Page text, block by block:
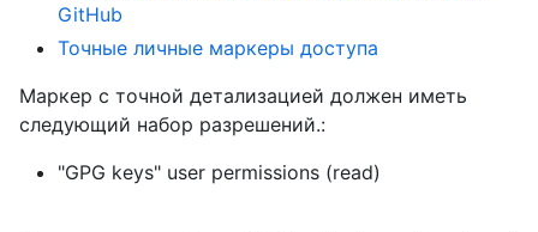
GitHub
Точные личные маркеры доступа
Маркер с точной детализацией должен иметь
следующий набор разрешений.:
"GPG keys" user permissions (read)